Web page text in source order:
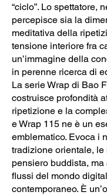
“ciclo”. Lo spettatore,
percepisce sia la
meditativa della
tensione interiore fra
un’immagine della
in perenne ricerca di
La serie Wrap di Bao
costruisce profondità
ripetizione e la
e Wrap 115 ne è un
emblematico. Evoca i
tradizione orientale, le
pensiero buddista,
flussi del mondo
contemporaneo. È